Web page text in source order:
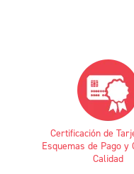
Certificación de
Esquemas de Pago y
Calidad